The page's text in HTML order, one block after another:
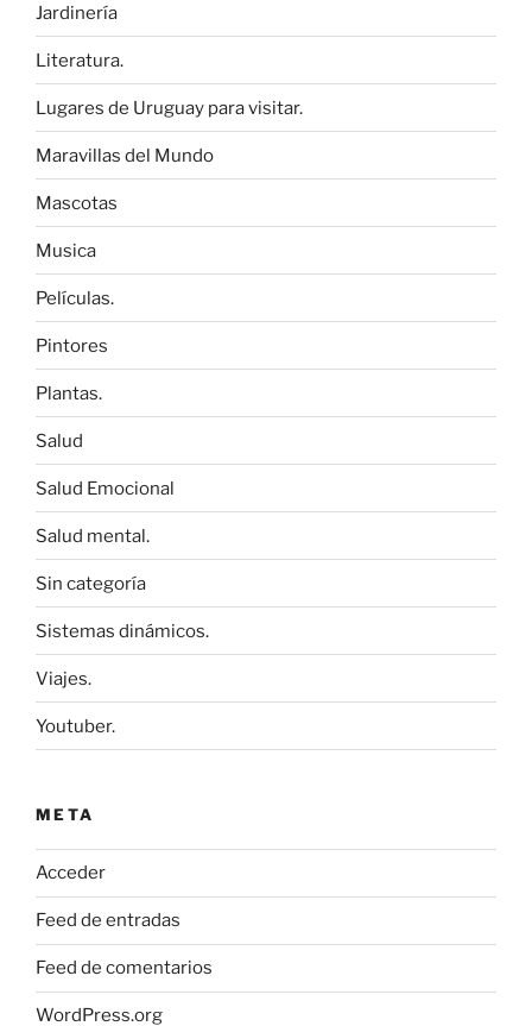
Jardinería
Literatura.
Lugares de Uruguay para visitar.
Maravillas del Mundo
Mascotas
Musica
Películas.
Pintores
Plantas.
Salud
Salud Emocional
Salud mental.
Sin categoría
Sistemas dinámicos.
Viajes.
Youtuber.
META
Acceder
Feed de entradas
Feed de comentarios
WordPress.org